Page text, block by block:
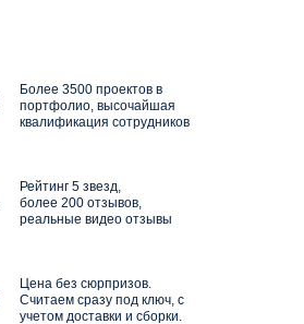
Более 3500 проектов в
портфолио, высочайшая
квалификация сотрудников
Рейтинг 5 звезд,
более 200 отзывов,
реальные видео отзывы
Цена без сюрпризов.
Считаем сразу под ключ, с
учетом доставки и сборки.